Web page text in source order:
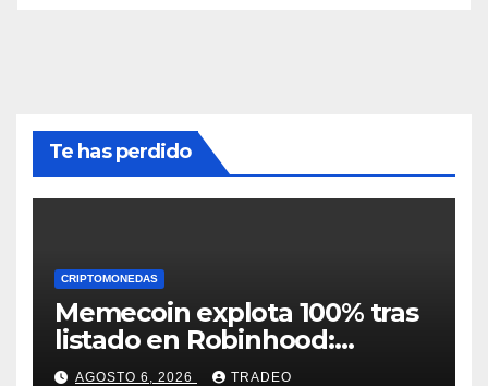
Te has perdido
CRIPTOMONEDAS
Memecoin explota 100% tras
listado en Robinhood:
conoce los detalles
AGOSTO 6, 2026 TRADEO